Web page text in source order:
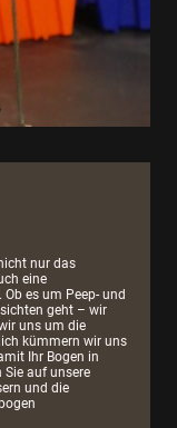
nur das
eine
es um Peep- und
geht – wir
uns um die
kümmern wir uns
Ihr Bogen in
auf unsere
und die